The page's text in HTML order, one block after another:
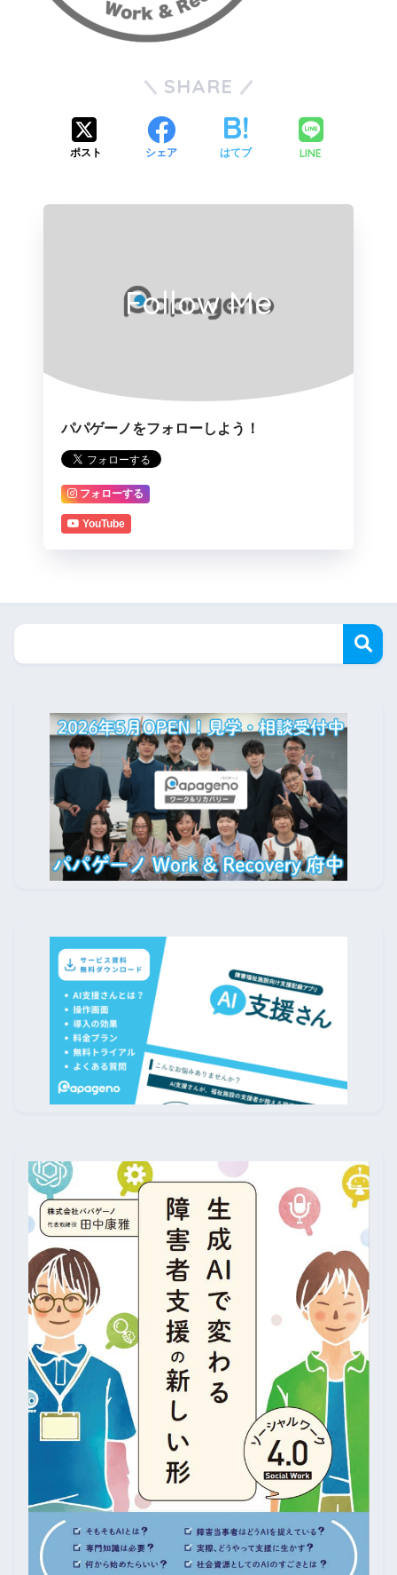
SHARE
ポスト シェア はてブ LINE
Follow Me
パパゲーノをフォローしよう！
フォローする
YouTube